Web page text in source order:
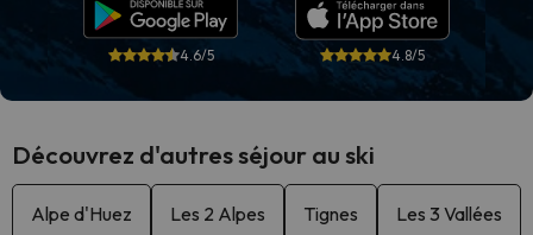
4.6/5 4.8/5
Découvrez d'autres séjour au ski
Alpe d'Huez Les 2 Alpes Tignes Les 3 Vallées